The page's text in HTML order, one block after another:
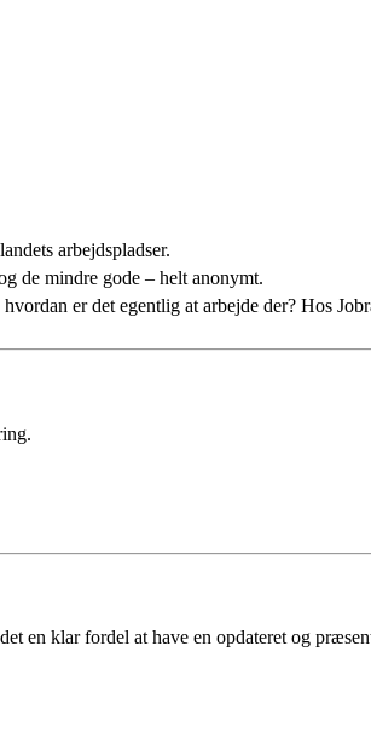
arbejdspladser.
de mindre gode – helt anonymt.
er det egentlig at arbejde der? Hos
en klar fordel at have en opdateret og